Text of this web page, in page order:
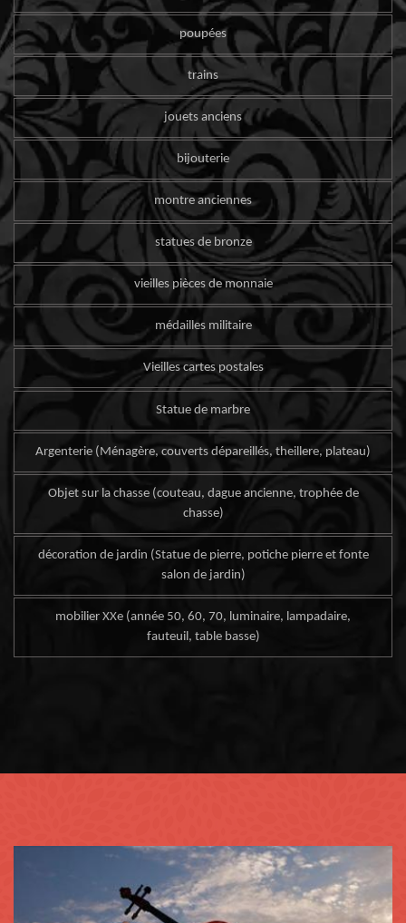
poupées
trains
jouets anciens
bijouterie
montre anciennes
statues de bronze
vieilles pièces de monnaie
médailles militaire
Vieilles cartes postales
Statue de marbre
Argenterie (Ménagère, couverts dépareillés, theillere, plateau)
Objet sur la chasse (couteau, dague ancienne, trophée de
chasse)
décoration de jardin (Statue de pierre, potiche pierre et fonte
salon de jardin)
mobilier XXe (année 50, 60, 70, luminaire, lampadaire,
fauteuil, table basse)